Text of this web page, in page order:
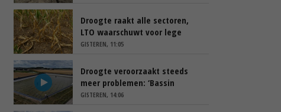
Droogte raakt alle sectoren,
LTO waarschuwt voor lege
schappen
GISTEREN, 11:05
Droogte veroorzaakt steeds
meer problemen: ‘Bassin
afgelopen week al leeg’
GISTEREN, 14:06